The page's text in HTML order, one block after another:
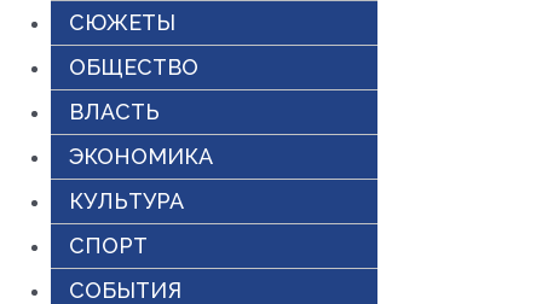
СЮЖЕТЫ
ОБЩЕСТВО
ВЛАСТЬ
ЭКОНОМИКА
КУЛЬТУРА
СПОРТ
СОБЫТИЯ